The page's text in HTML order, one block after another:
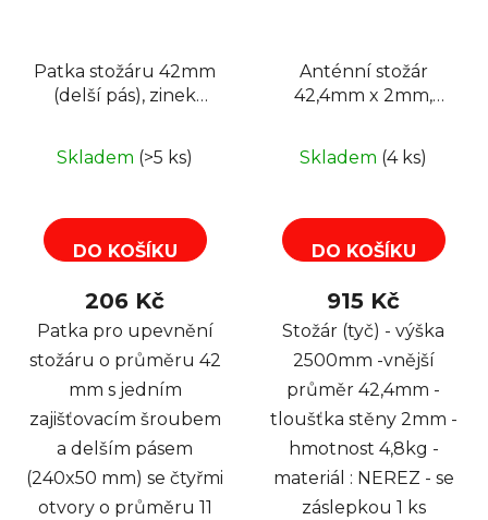
Patka stožáru 42mm
(delší pás), zinek
Skladem (>5 ks)
DO KOŠÍKU
206 Kč
Patka pro upevnění
stožáru o průměru 42
mm s jedním
zajišťovacím šroubem
a delším pásem
(240x50 mm) se čtyřmi
otvory o průměru 11
Anténní stožár
42,4mm x 2mm,
Skladem (4 ks)
DO KOŠÍKU
915 Kč
Stožár (tyč) - výška
2500mm -vnější
průměr 42,4mm -
tloušťka stěny 2mm -
hmotnost 4,8kg -
materiál : NEREZ - se
záslepkou 1 ks